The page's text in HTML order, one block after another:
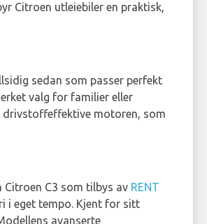
Citroen utleiebiler en praktisk,
sedan som passer perfekt
valg for familier eller
drivstoffeffektive motoren, som
Citroen C3 som tilbys av RENT
i eget tempo. Kjent for sitt
avanserte